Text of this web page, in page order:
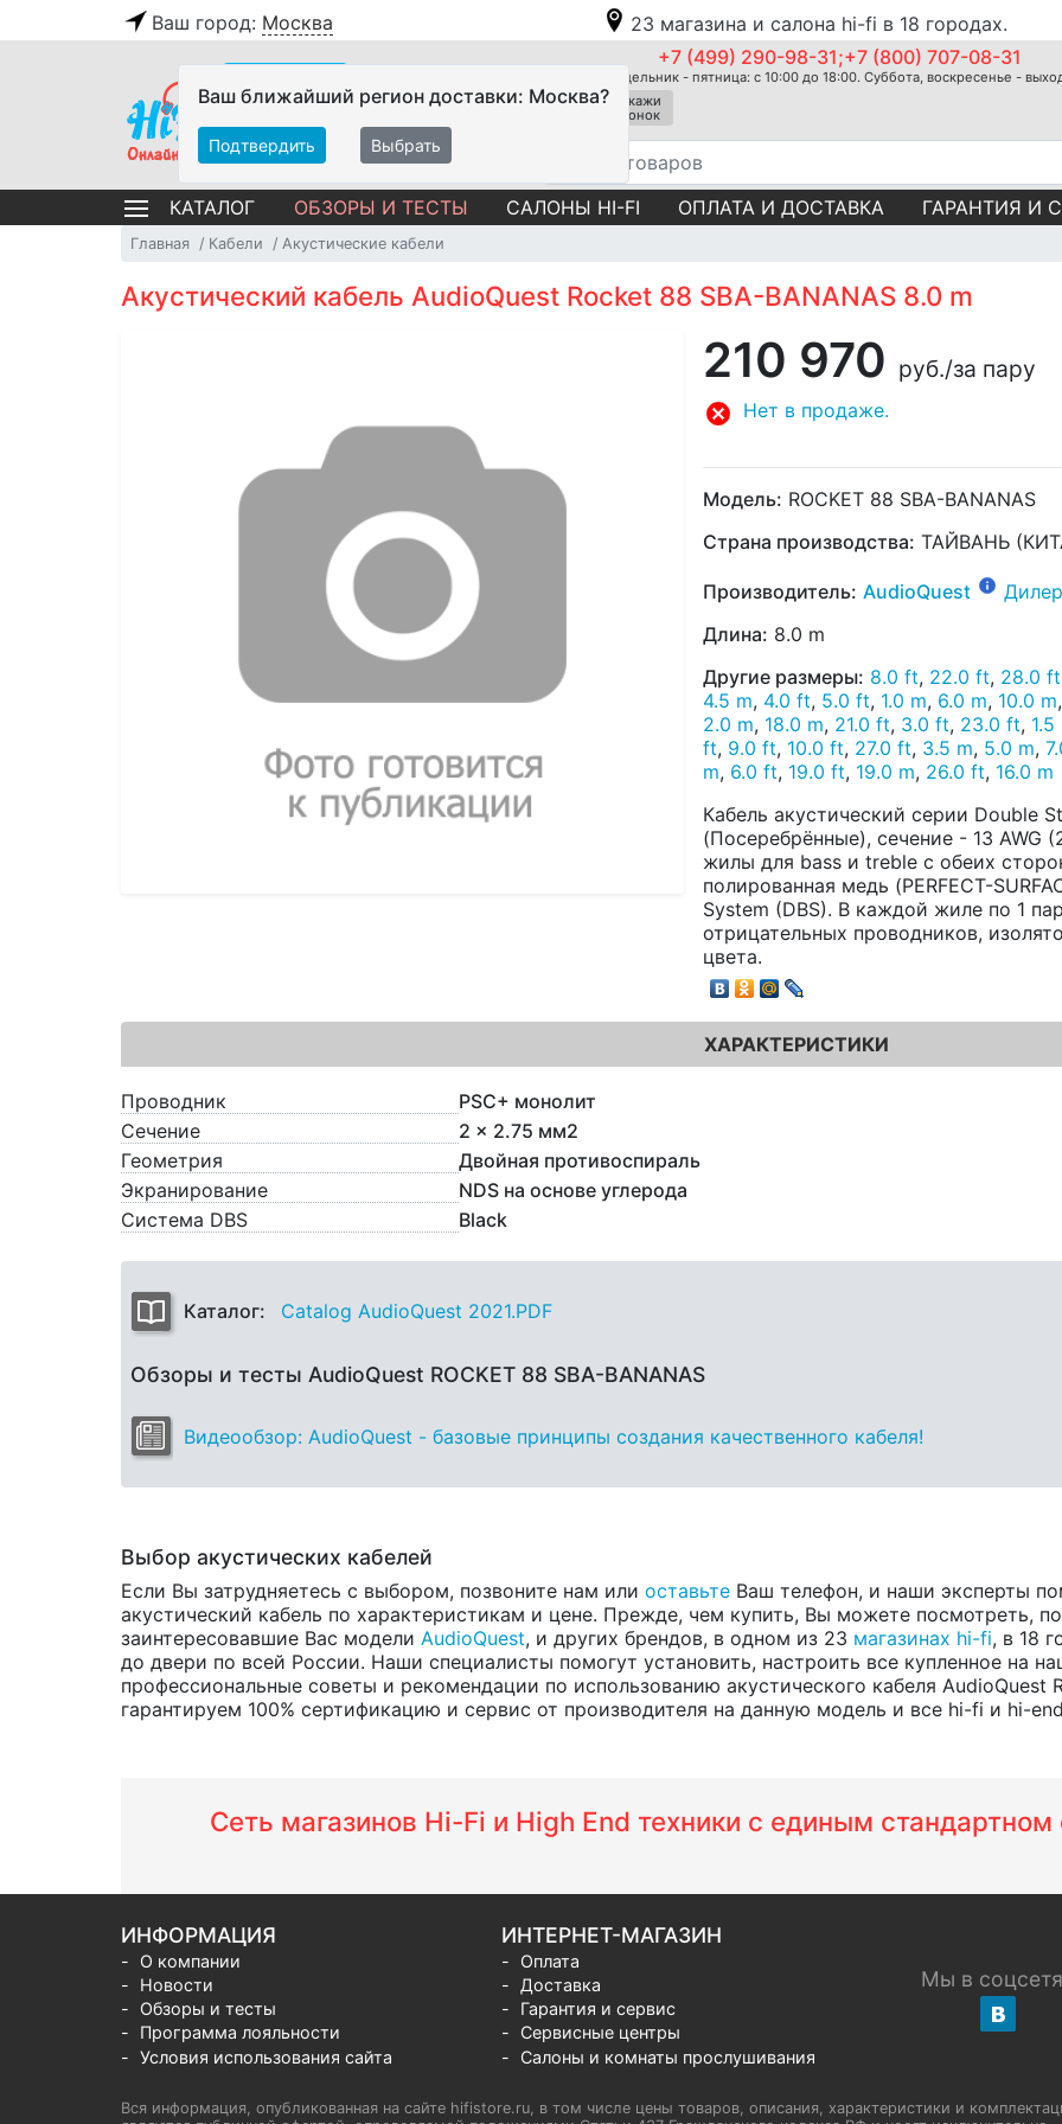
Ваш город: Москва 23 магазина и салона hi-fi в 18 городах.
Ваш ближайший регион доставки: Москва?
Подтвердить Выбрать
+7 (499) 290-98-31;+7 (800) 707-08-31
Понедельник - пятница: с 10:00 до 18:00. Суббота, воскресенье -
Закажи
звонок
КАТАЛОГ ОБЗОРЫ И ТЕСТЫ САЛОНЫ HI-FI ОПЛАТА И ДОСТАВКА ГАРАНТИЯ И
Главная Кабели Акустические кабели
Акустический кабель AudioQuest Rocket 88 SBA-BANANAS 8.0 m
210 970 руб./за пару
Нет в продаже.
Модель: ROCKET 88 SBA-BANANAS
Страна производства: ТАЙВАНЬ
Производитель: AudioQuest
Длина: 8.0 m
Другие размеры: 8.0 ft, 22.0 ft, 28.0 ft
4.5 m, 4.0 ft, 5.0 ft, 1.0 m, 6.0 m, 10.0 m,
2.0 m, 18.0 m, 21.0 ft, 3.0 ft, 23.0 ft, 1.5
ft, 9.0 ft, 10.0 ft, 27.0 ft, 3.5 m, 5.0 m,
m, 6.0 ft, 19.0 ft, 19.0 m, 26.0 ft, 16.0 m
Кабель акустический серии Double
(Посеребрённые), сечение - 13 AWG
жилы для bass и treble с обеих
полированная медь (PERFECT-
System (DBS). В каждой жиле по 1
отрицательных проводников,
цвета.
ХАРАКТЕРИСТИКИ
Проводник
PSC+ монолит
Сечение
2 x 2.75 мм2
Геометрия
Двойная противоспираль
Экранирование
NDS на основе углерода
Система DBS
Black
Каталог: Catalog AudioQuest 2021.PDF
Обзоры и тесты AudioQuest ROCKET 88 SBA-BANANAS
Видеообзор: AudioQuest - базовые принципы создания качественного кабеля!
Выбор акустических кабелей
Если Вы затрудняетесь с выбором, позвоните нам или оставьте Ваш телефон, и наши эксперты
акустический кабель по характеристикам и цене. Прежде, чем купить, Вы можете посмотреть,
заинтересовавшие Вас модели AudioQuest, и других брендов, в одном из 23 магазинах hi-fi, в 18
до двери по всей России. Наши специалисты помогут установить, настроить все купленное на
профессиональные советы и рекомендации по использованию акустического кабеля AudioQuest
гарантируем 100% сертификацию и сервис от производителя на данную модель и все hi-fi и hi-
Сеть магазинов Hi-Fi и High End техники с единым
ИНФОРМАЦИЯ
О компании
Новости
Обзоры и тесты
Программа лояльности
Условия использования сайта
ИНТЕРНЕТ-МАГАЗИН
Оплата
Доставка
Гарантия и сервис
Сервисные центры
Салоны и комнаты прослушивания
Мы в
Вся информация, опубликованная на сайте hifistore.ru, в том числе цены товаров, описания, характеристики и